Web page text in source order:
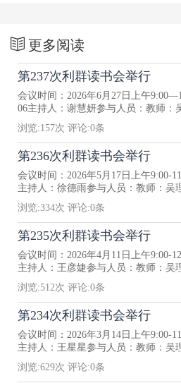
更多阅读
第237次利群读书会举行
会议时间：2026年6月27日上午
06主持人：谢慧妍参与人员：教师：
浏览:157次 评论:0条
第236次利群读书会举行
会议时间：2026年5月17日上午9:00-
主持人：徐德雨参与人员：教师：吴
浏览:334次 评论:0条
第235次利群读书会举行
会议时间：2026年4月11日上午9:00-
主持人：王彦婕参与人员：教师：吴
浏览:512次 评论:0条
第234次利群读书会举行
会议时间：2026年3月14日上午9:00-
主持人：王星星参与人员：教师：吴
浏览:629次 评论:0条